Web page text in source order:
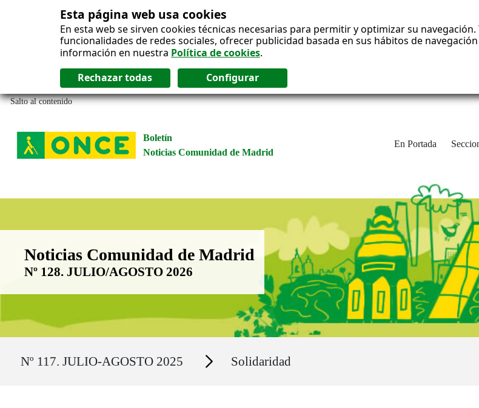
Esta página web usa cookies
En esta web se sirven cookies técnicas necesarias para permitir y optimizar su
funcionalidades de redes sociales, ofrecer publicidad basada en sus hábitos de
información en nuestra Política de cookies.
Salto al contenido
Boletín
Noticias Comunidad de Madrid
En Portada
Boletín Noticias Comunidad de Madrid
Noticias Comunidad de Madrid
Nº 128. JULIO/AGOSTO 2026
Nº 117. JULIO-AGOSTO 2025 Secciones Solidaridad